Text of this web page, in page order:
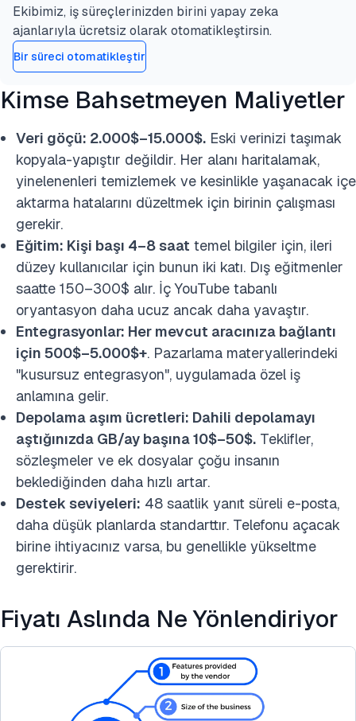
Ekibimiz, iş süreçlerinizden birini yapay zeka
ajanlarıyla ücretsiz olarak otomatikleştirsin.
Bir süreci otomatikleştir
Kimse Bahsetmeyen Maliyetler
Veri göçü: 2.000$–15.000$. Eski verinizi taşımak
kopyala-yapıştır değildir. Her alanı haritalamak,
yinelenenleri temizlemek ve kesinlikle yaşanacak içe
aktarma hatalarını düzeltmek için birinin çalışması
gerekir.
Eğitim: Kişi başı 4–8 saat temel bilgiler için, ileri
düzey kullanıcılar için bunun iki katı. Dış eğitmenler
saatte 150–300$ alır. İç YouTube tabanlı
oryantasyon daha ucuz ancak daha yavaştır.
Entegrasyonlar: Her mevcut aracınıza bağlantı
için 500$–5.000$+. Pazarlama materyallerindeki
"kusursuz entegrasyon", uygulamada özel iş
anlamına gelir.
Depolama aşım ücretleri: Dahili depolamayı
aştığınızda GB/ay başına 10$–50$. Teklifler,
sözleşmeler ve ek dosyalar çoğu insanın
beklediğinden daha hızlı artar.
Destek seviyeleri: 48 saatlik yanıt süreli e-posta,
daha düşük planlarda standarttır. Telefonu açacak
birine ihtiyacınız varsa, bu genellikle yükseltme
gerektirir.
Fiyatı Aslında Ne Yönlendiriyor